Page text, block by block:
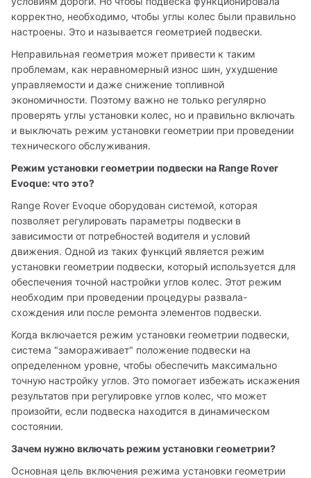
корректно, необходимо, чтобы углы колес были правильно
настроены. Это и называется геометрией подвески.
Неправильная геометрия может привести к таким
проблемам, как неравномерный износ шин, ухудшение
управляемости и даже снижение топливной
экономичности. Поэтому важно не только регулярно
проверять углы установки колес, но и правильно включать
и выключать режим установки геометрии при проведении
технического обслуживания.
Режим установки геометрии подвески на Range Rover
Evoque: что это?
Range Rover Evoque оборудован системой, которая
позволяет регулировать параметры подвески в
зависимости от потребностей водителя и условий
движения. Одной из таких функций является режим
установки геометрии подвески, который используется для
обеспечения точной настройки углов колес. Этот режим
необходим при проведении процедуры развала-
схождения или после ремонта элементов подвески.
Когда включается режим установки геометрии подвески,
система "замораживает" положение подвески на
определенном уровне, чтобы обеспечить максимально
точную настройку углов. Это помогает избежать искажения
результатов при регулировке углов колес, что может
произойти, если подвеска находится в динамическом
состоянии.
Зачем нужно включать режим установки геометрии?
Основная цель включения режима установки геометрии